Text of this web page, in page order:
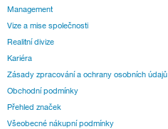
Management
Vize a mise společnosti
Realitní divize
Kariéra
Zásady zpracování a ochrany osobních údajů
Obchodní podmínky
Přehled značek
Všeobecné nákupní podmínky